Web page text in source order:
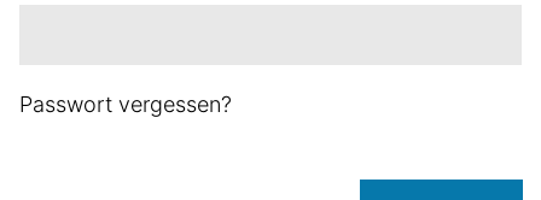
Passwort vergessen?